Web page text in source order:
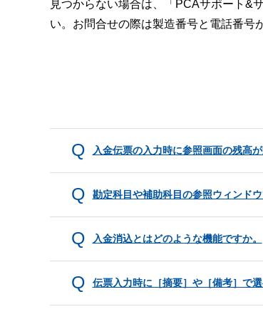
見つからない場合は、「PCAサポート&
い。お問合せの際は製造番号と電話番号
入金伝票の入力時に参照画面の残高が
勘定科目や補助科目の参照ウィンド
入金消込とはどのような機能ですか。
伝票入力時に［摘要］や［備考］で